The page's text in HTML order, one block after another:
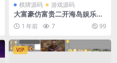
棋牌源码 游戏源码
大富豪仿富贵二开海岛娱乐有
加解密工具和自授权工具
1 年前 7 99
VIP